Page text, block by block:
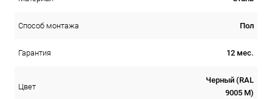
Способ монтажа Пол
Гарантия 12 мес.
Цвет
Черный (RAL
9005 М)